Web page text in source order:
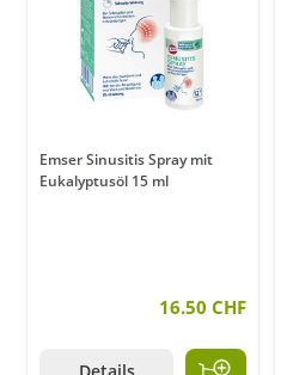
Emser Sinusitis Spray mit
Eukalyptusöl 15 ml
16.50 CHF